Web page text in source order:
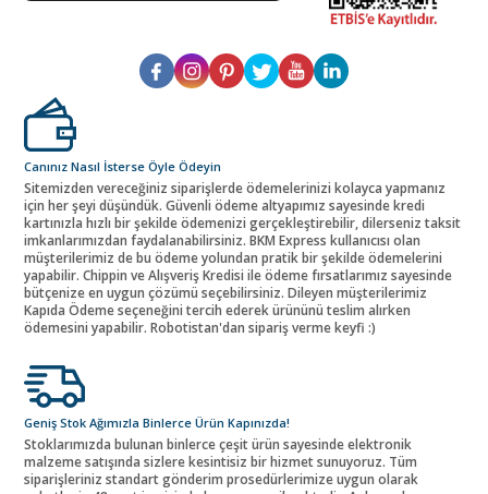
Canınız Nasıl İsterse Öyle Ödeyin
Sitemizden vereceğiniz siparişlerde ödemelerinizi kolayca yapmanız
için her şeyi düşündük. Güvenli ödeme altyapımız sayesinde kredi
kartınızla hızlı bir şekilde ödemenizi gerçekleştirebilir, dilerseniz taksit
imkanlarımızdan faydalanabilirsiniz. BKM Express kullanıcısı olan
müşterilerimiz de bu ödeme yolundan pratik bir şekilde ödemelerini
yapabilir. Chippin ve Alışveriş Kredisi ile ödeme fırsatlarımız sayesinde
bütçenize en uygun çözümü seçebilirsiniz. Dileyen müşterilerimiz
Kapıda Ödeme seçeneğini tercih ederek ürününü teslim alırken
ödemesini yapabilir. Robotistan'dan sipariş verme keyfi :)
Geniş Stok Ağımızla Binlerce Ürün Kapınızda!
Stoklarımızda bulunan binlerce çeşit ürün sayesinde elektronik
malzeme satışında sizlere kesintisiz bir hizmet sunuyoruz. Tüm
siparişleriniz standart gönderim prosedürlerimize uygun olarak